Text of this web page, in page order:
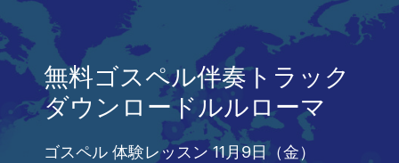
無料ゴスペル伴奏トラック
ダウンロードルルローマ
ゴスペル 体験レッスン 11月9日（金）